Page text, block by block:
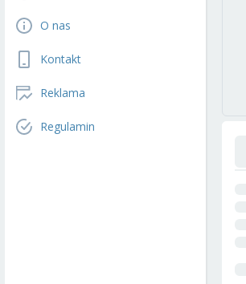
O nas
Kontakt
Reklama
Regulamin